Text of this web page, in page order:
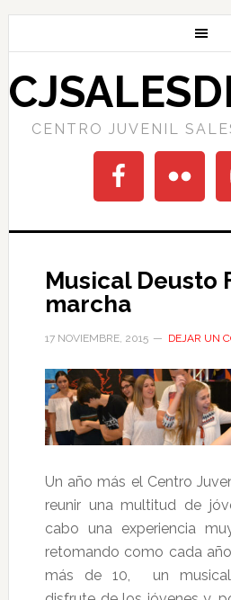
CENTRO JUVENIL
Musical Deusto
marcha
17 NOVIEMBRE, 2015 DEJAR UN
Un año más el Centro
reunir una multitud de
cabo una experiencia
retomando como cada
más de 10, un musical